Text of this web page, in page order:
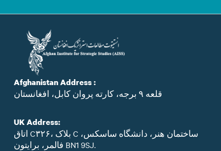
Afghanistan Address :
قلعه ۹ برجه، کارته پروان کابل، افغانستان
UK Address:
اتاق C۳۲۶، بلاک C ساختمان هنر، دانشگاه ساسکس،
فالمر، برایتون BN1 9SJ.